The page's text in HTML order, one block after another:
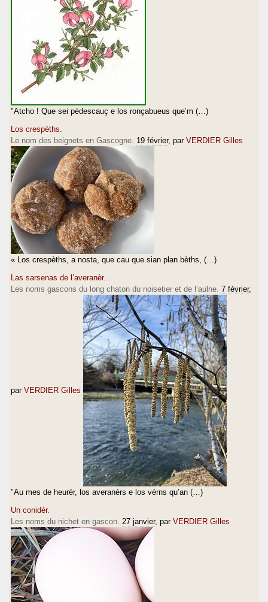
"Atcho ! Que sei pèdescauç e los ronçabueus que’m (…)
Los crespèths.
Le nom des beignets en Gascogne. 19 février, par VERDIER Gilles
« Los crespèths, a nosta, que cau que sian plan bèths, (…)
Las sarsenas de l’averanèr...
Les noms gascons du long chaton du noisetier et de l’aulne. 7 février,
par VERDIER Gilles
"Au mes de heurèr, los averanèrs e los vèrns qu’an (…)
Un conidèr.
Les noms du nichet en gascon. 27 janvier, par VERDIER Gilles